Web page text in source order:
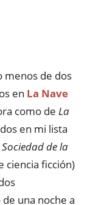
menos de dos
en La Nave
como de La
en mi lista
de la
ciencia ficción)
una noche a